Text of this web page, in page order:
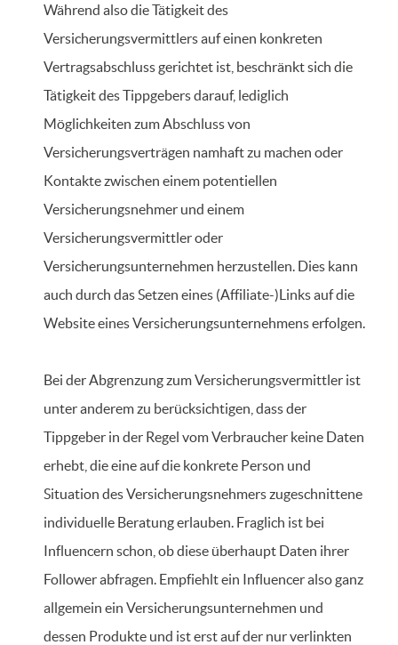
Während also die Tätigkeit des
Versicherungsvermittlers auf einen konkreten
Vertragsabschluss gerichtet ist, beschränkt sich die
Tätigkeit des Tippgebers darauf, lediglich
Möglichkeiten zum Abschluss von
Versicherungsverträgen namhaft zu machen oder
Kontakte zwischen einem potentiellen
Versicherungsnehmer und einem
Versicherungsvermittler oder
Versicherungsunternehmen herzustellen. Dies kann
auch durch das Setzen eines (Affiliate-)Links auf die
Website eines Versicherungsunternehmens erfolgen.
Bei der Abgrenzung zum Versicherungsvermittler ist
unter anderem zu berücksichtigen, dass der
Tippgeber in der Regel vom Verbraucher keine Daten
erhebt, die eine auf die konkrete Person und
Situation des Versicherungsnehmers zugeschnittene
individuelle Beratung erlauben. Fraglich ist bei
Influencern schon, ob diese überhaupt Daten ihrer
Follower abfragen. Empfiehlt ein Influencer also ganz
allgemein ein Versicherungsunternehmen und
dessen Produkte und ist erst auf der nur verlinkten